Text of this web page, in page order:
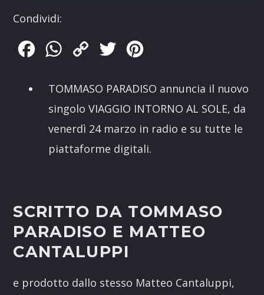
Condividi:
FacebookWhatsApp
Copy
Twitter
TOMMASO PARADISO annuncia il nuovo
singolo VIAGGIO INTORNO AL SOLE, da
venerdì 24 marzo in radio e su tutte le
piattaforme digitali.
SCRITTO DA TOMMASO
PARADISO E MATTEO
CANTALUPPI
e prodotto dallo stesso Matteo Cantaluppi,